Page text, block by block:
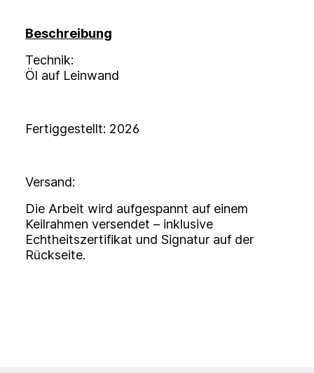
Beschreibung
Technik:
Öl auf Leinwand
Fertiggestellt: 2026
Versand:
Die Arbeit wird aufgespannt auf einem
Keilrahmen versendet – inklusive
Echtheitszertifikat und Signatur auf der
Rückseite.